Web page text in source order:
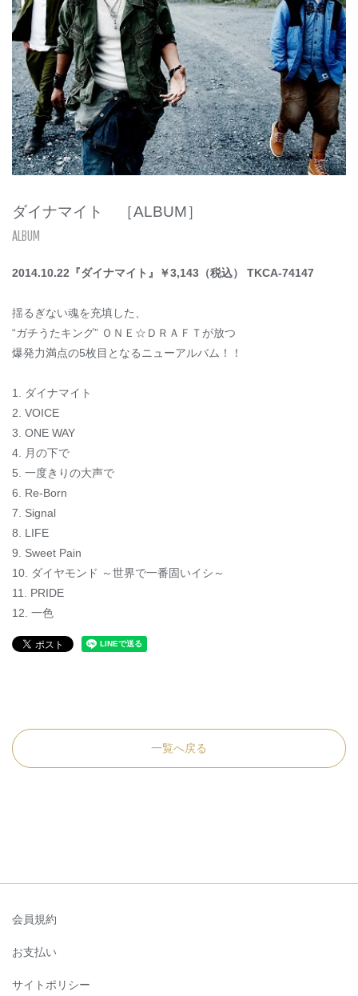
ダイナマイト ［ALBUM］
ALBUM
2014.10.22『ダイナマイト』￥3,143（税込） TKCA-74147
揺るぎない魂を充填した、
“ガチうたキング” ＯＮＥ☆ＤＲＡＦＴが放つ
爆発力満点の5枚目となるニューアルバム！！
1. ダイナマイト
2. VOICE
3. ONE WAY
4. 月の下で
5. 一度きりの大声で
6. Re-Born
7. Signal
8. LIFE
9. Sweet Pain
10. ダイヤモンド ～世界で一番固いイシ～
11. PRIDE
12. 一色
一覧へ戻る
会員規約
お支払い
サイトポリシー